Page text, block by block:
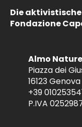
Die aktivistische
Fondazione
Almo
Piazza dei
16123 Genova
+39
P.IVA